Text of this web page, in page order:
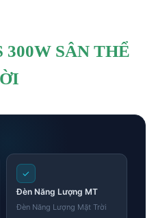
SÂN THỂ
✓
Đèn Năng Lượng MT
Đèn Năng Lượng Mặt Trời